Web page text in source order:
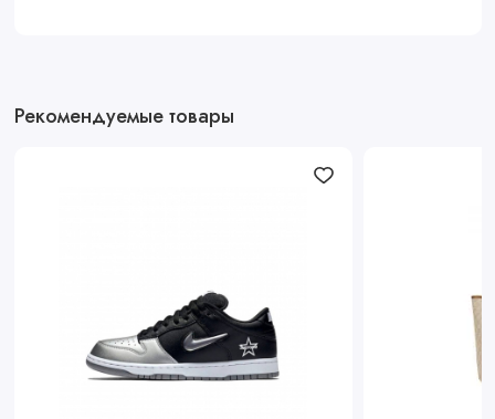
Рекомендуемые товары